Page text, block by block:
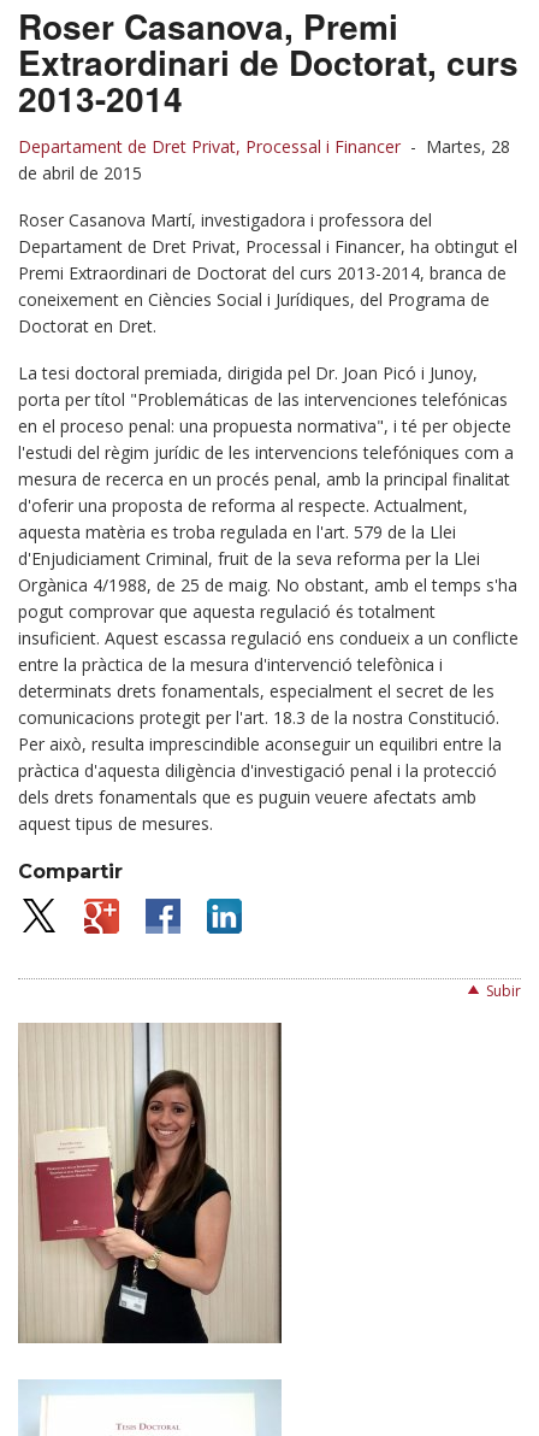
Roser Casanova, Premi
Extraordinari de Doctorat, curs
2013-2014
Departament de Dret Privat, Processal i Financer - Martes, 28
de abril de 2015
Roser Casanova Martí, investigadora i professora del
Departament de Dret Privat, Processal i Financer, ha obtingut el
Premi Extraordinari de Doctorat del curs 2013-2014, branca de
coneixement en Ciències Social i Jurídiques, del Programa de
Doctorat en Dret.
La tesi doctoral premiada, dirigida pel Dr. Joan Picó i Junoy,
porta per títol "Problemáticas de las intervenciones telefónicas
en el proceso penal: una propuesta normativa", i té per objecte
l'estudi del règim jurídic de les intervencions telefóniques com a
mesura de recerca en un procés penal, amb la principal finalitat
d'oferir una proposta de reforma al respecte. Actualment,
aquesta matèria es troba regulada en l'art. 579 de la Llei
d'Enjudiciament Criminal, fruit de la seva reforma per la Llei
Orgànica 4/1988, de 25 de maig. No obstant, amb el temps s'ha
pogut comprovar que aquesta regulació és totalment
insuficient. Aquest escassa regulació ens condueix a un conflicte
entre la pràctica de la mesura d'intervenció telefònica i
determinats drets fonamentals, especialment el secret de les
comunicacions protegit per l'art. 18.3 de la nostra Constitució.
Per això, resulta imprescindible aconseguir un equilibri entre la
pràctica d'aquesta diligència d'investigació penal i la protecció
dels drets fonamentals que es puguin veuere afectats amb
aquest tipus de mesures.
Compartir
Subir